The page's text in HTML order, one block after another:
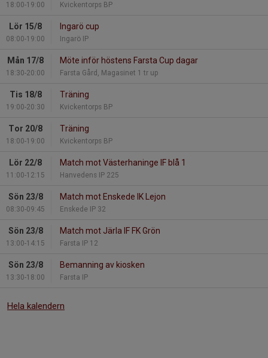
18:00-19:00 Kvickentorps BP
Lör 15/8
08:00-19:00
Ingarö cup
Ingarö IP
Mån 17/8
18:30-20:00
Möte inför höstens Farsta Cup dagar
Farsta Gård, Magasinet 1 tr up
Tis 18/8
19:00-20:30
Träning
Kvickentorps BP
Tor 20/8
18:00-19:00
Träning
Kvickentorps BP
Lör 22/8
11:00-12:15
Match mot Västerhaninge IF blå 1
Hanvedens IP 225
Sön 23/8
08:30-09:45
Match mot Enskede IK Lejon
Enskede IP 32
Sön 23/8
13:00-14:15
Match mot Järla IF FK Grön
Farsta IP 12
Sön 23/8
13:30-18:00
Bemanning av kiosken
Farsta IP
Hela kalendern